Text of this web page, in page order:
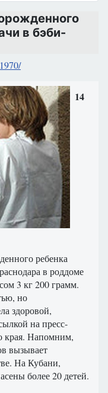
в бэби-
14
ребенка
в роддоме
3 кг 200 грамм.
но
здоровой,
на пресс-
края. Напомним,
вызывает
На Кубани,
более 20 детей.